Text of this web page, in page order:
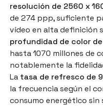
resolución de 2560 x
de 274 ppp, suficiente
vídeo en alta definición
profundidad de color
hasta 1070 millones de
notablemente la
La tasa de refresco de
la frecuencia según el
consumo energético sin